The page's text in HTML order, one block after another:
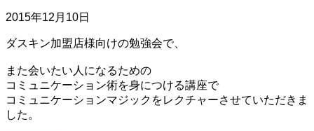
2015年12月10日
ダスキン加盟店様向けの勉強会で、
また会いたい人になるための
コミュニケーション術を身につける講座で
コミュニケーションマジックをレクチャーさせていただきま
した。